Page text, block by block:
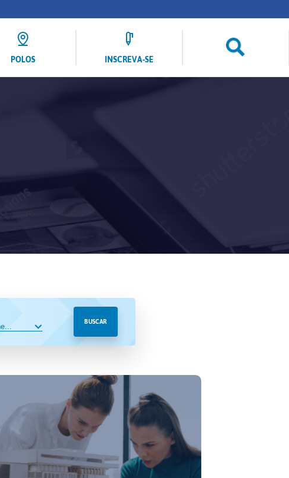
POLOS INSCREVA-SE
BUSCAR